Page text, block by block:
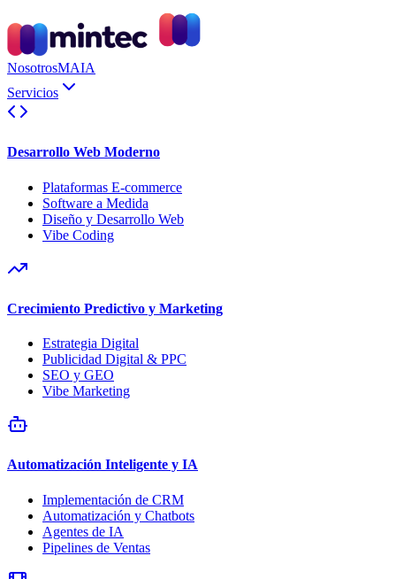
NosotrosMAIA
Servicios
Desarrollo Web Moderno
Plataformas E-commerce
Software a Medida
Diseño y Desarrollo Web
Vibe Coding
Crecimiento Predictivo y Marketing
Estrategia Digital
Publicidad Digital & PPC
SEO y GEO
Vibe Marketing
Automatización Inteligente y IA
Implementación de CRM
Automatización y Chatbots
Agentes de IA
Pipelines de Ventas